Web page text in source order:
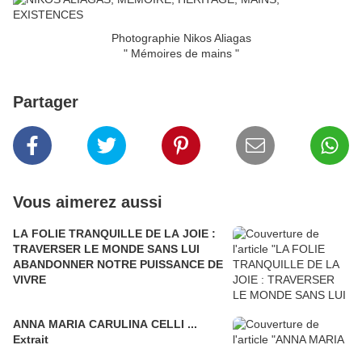
Photographie Nikos Aliagas
" Mémoires de mains "
Partager
Vous aimerez aussi
LA FOLIE TRANQUILLE DE LA JOIE :
TRAVERSER LE MONDE SANS LUI
ABANDONNER NOTRE PUISSANCE DE
VIVRE
ANNA MARIA CARULINA CELLI ...
Extrait